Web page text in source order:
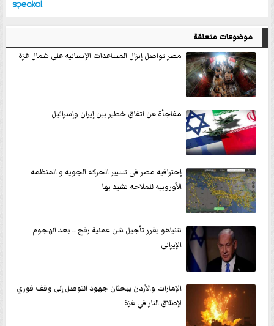
موضوعات متعلقة
مصر تواصل إنزال المساعدات الإنسانيه على شمال غزة
مفاجأة عن اتفاق خطير بين إيران وإسرائيل
إحترافيه مصر فى تسيير الحركه الجويه و المنظمه
الأوروبيه للملاحه تشيد بها
نتنياهو يقرر تأجيل شن عملية رفح .. بعد الهجوم
الإيرانى
الإمارات والأردن يبحثان جهود التوصل إلى وقف فوري
لإطلاق النار في غزة